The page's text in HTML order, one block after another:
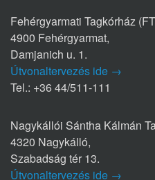
Fehérgyarmati Tagkórház
4900 Fehérgyarmat,
Damjanich u. 1.
Útvonaltervezés ide →
Tel.: +36 44/511-111
Nagykállói Sántha Kálmán
4320 Nagykálló,
Szabadság tér 13.
Útvonaltervezés ide →